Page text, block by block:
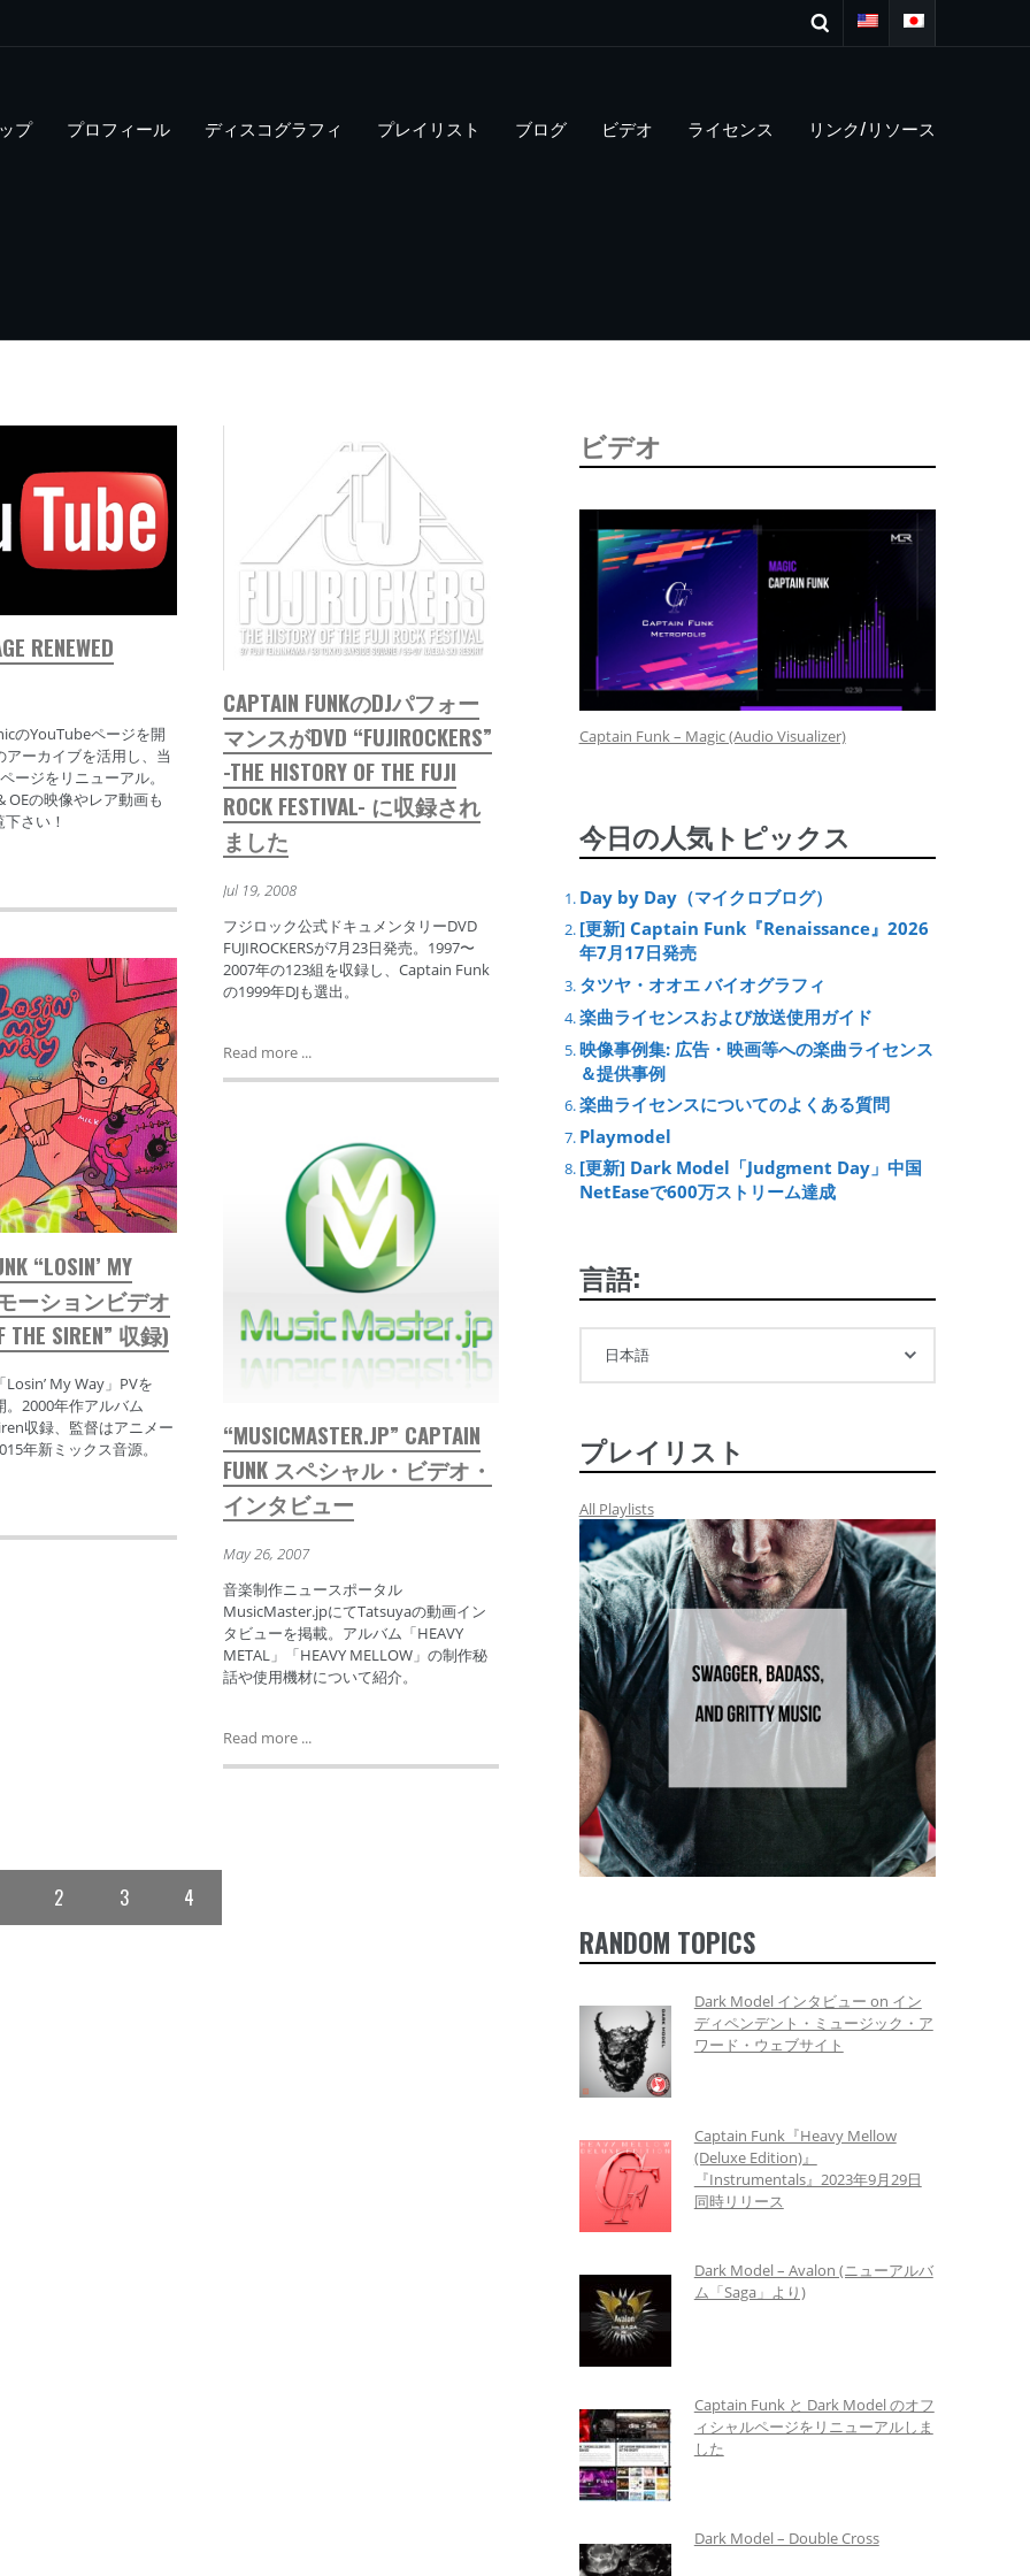
プ プロフィール ディスコグラフィ プレイリスト ブログ ビデオ ライセンス リンク/リソース
RENEWED
のYouTubeページを開
アーカイブを活用し、当
ージをリニューアル。
OEの映像やレア動画も
さい！
CAPTAIN FUNKのDJパフォー
マンスがDVD “FUJIROCKERS”
-THE HISTORY OF THE FUJI
ROCK FESTIVAL- に収録され
ました
Jul 19, 2008
フジロック公式ドキュメンタリーDVD
FUJIROCKERSが7月23日発売。1997〜
2007年の123組を収録し、Captain Funk
の1999年DJも選出。
Read more ...
“LOSIN’ MY
ーションビデオ
THE SIREN” 収録)
My Way」PVを
。2000年作アルバム
収録、監督はアニメー
年新ミックス音源。
“MUSICMASTER.JP” CAPTAIN
FUNK スペシャル・ビデオ・
インタビュー
May 26, 2007
音楽制作ニュースポータル
MusicMaster.jpにてTatsuyaの動画イン
タビューを掲載。アルバム「HEAVY
METAL」「HEAVY MELLOW」の制作秘
話や使用機材について紹介。
Read more ...
2 3 4
ビデオ
Captain Funk – Magic (Audio Visualizer)
今日の人気トピックス
Day by Day（マイクロブログ）
[更新] Captain Funk『Renaissance』2026
年7月17日発売
タツヤ・オオエ バイオグラフィ
楽曲ライセンスおよび放送使用ガイド
映像事例集: 広告・映画等への楽曲ライセンス
＆提供事例
楽曲ライセンスについてのよくある質問
Playmodel
[更新] Dark Model「Judgment Day」中国
NetEaseで600万ストリーム達成
言語:
プレイリスト
All Playlists
RANDOM TOPICS
Dark Model インタビュー on イン
ディペンデント・ミュージック・ア
ワード・ウェブサイト
Captain Funk『Heavy Mellow
(Deluxe Edition)』
『Instrumentals』2023年9月29日
同時リリース
Dark Model – Avalon (ニューアルバ
ム「Saga」より)
Captain Funk と Dark Model のオフ
ィシャルページをリニューアルしま
した
Dark Model – Double Cross